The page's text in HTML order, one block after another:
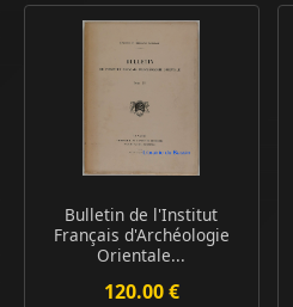
Bulletin de l'Institut
Français d'Archéologie
Orientale...
120.00 €